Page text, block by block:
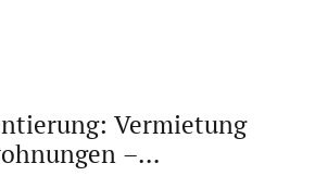
Vermietung
–